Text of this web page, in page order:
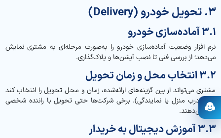
۳. تحویل خودرو (Delivery)
۳.۱ آماده‌سازی خودرو
نرم افزار وضعیت آماده‌سازی خودرو را به‌صورت مرحله‌ای به مشتری نمایش
می‌دهد؛ از بررسی فنی تا نصب آپشن‌ها و پلاک‌گذاری.
۳.۲ انتخاب محل و زمان تحویل
مشتری می‌تواند از بین گزینه‌های ارائه‌شده، زمان و محل تحویل را انتخاب کند
(مثلاً درب منزل یا نمایندگی). برخی شرکت‌ها حتی تحویل با راننده شخصی
ارائه می‌دهند.
۳.۳ آموزش دیجیتال به خریدار
باز کردن دستیار